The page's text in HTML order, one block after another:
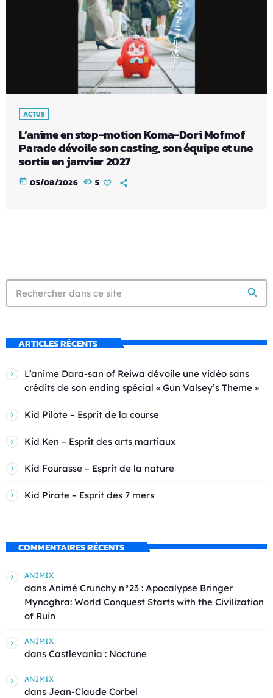
ACTUS
L’anime en stop-motion Koma-Dori Mofmof
Parade dévoile son casting, son équipe et une
sortie en janvier 2027
today 05/08/2026 5
search
ARTICLES RÉCENTS
L’anime Dara-san of Reiwa dévoile une vidéo sans
crédits de son ending spécial « Gun Valsey’s Theme »
Kid Pilote – Esprit de la course
Kid Ken – Esprit des arts martiaux
Kid Fourasse – Esprit de la nature
Kid Pirate – Esprit des 7 mers
COMMENTAIRES RÉCENTS
ANIMIX
dans Animé Crunchy n°23 : Apocalypse Bringer
Mynoghra: World Conquest Starts with the Civilization
of Ruin
ANIMIX
dans Castlevania : Noctune
ANIMIX
dans Jean-Claude Corbel